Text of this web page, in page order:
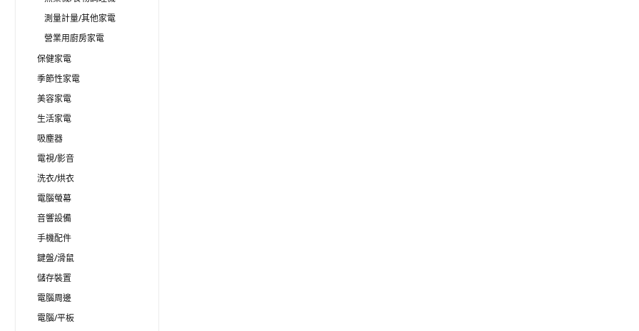
測量計量/其他家電
營業用廚房家電
保健家電
季節性家電
美容家電
生活家電
吸塵器
電視/影音
洗衣/烘衣
電腦螢幕
音響設備
手機配件
鍵盤/滑鼠
儲存裝置
電腦周邊
電腦/平板